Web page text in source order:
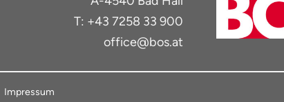
T: +43 7258 33 900
office@bos.at
Impressum